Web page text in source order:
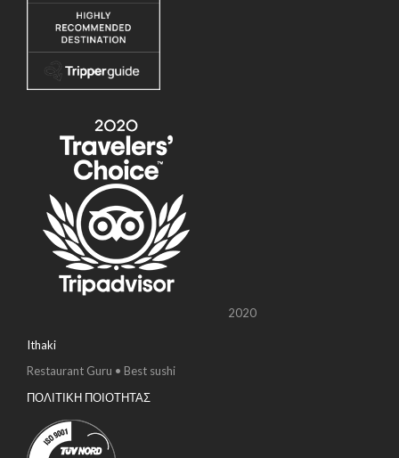
2020
Ithaki
Restaurant Guru • Best sushi
ΠΟΛΙΤΙΚΗ ΠΟΙΟΤΗΤΑΣ